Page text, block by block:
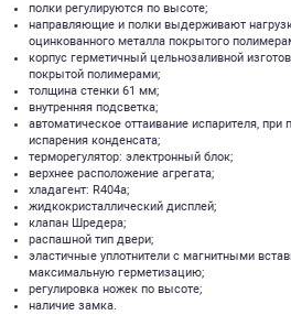
полки регулируются по высоте;
направляющие и полки выдерживают
оцинкованного металла покрытого
корпус герметичный цельнозаливной
покрытой полимерами;
толщина стенки 61 мм;
внутренняя подсветка;
автоматическое оттаивание испарителя,
испарения конденсата;
терморегулятор: электронный блок;
верхнее расположение агрегата;
хладагент: R404а;
жидкокристаллический дисплей;
клапан Шредера;
распашной тип двери;
эластичные уплотнители с магнитными
максимальную герметизацию;
регулировка ножек по высоте;
наличие замка.